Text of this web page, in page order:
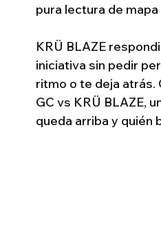
pura lectura de
KRÜ BLAZE
iniciativa sin pedir
ritmo o te deja atrás.
GC vs KRÜ BLAZE,
queda arriba y quién